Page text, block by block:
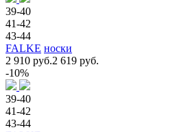
39-40
41-42
43-44
FALKE носки
2 910 руб.2 619 руб.
-10%
39-40
41-42
43-44